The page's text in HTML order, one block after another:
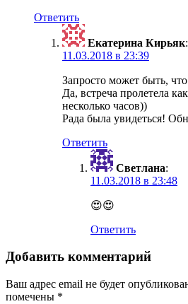
Ответить
Екатерина Кирьяк:
11.03.2018 в 23:39
Запросто может быть,
Да, встреча пролетела
несколько часов))
Рада была увидеться!
Ответить
Светлана:
11.03.2018 в 23:48
😍😍
Ответить
Добавить комментарий
Ваш адрес email не будет
помечены *